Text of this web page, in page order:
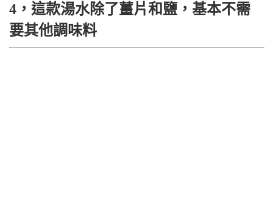
4，這款湯水除了薑片和鹽，基本不需
要其他調味料